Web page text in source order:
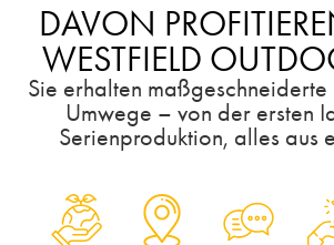
DAVON
WESTFIELD
Sie erhalten maßgeschneiderte
Umwege – von der ersten
Serienproduktion, alles aus